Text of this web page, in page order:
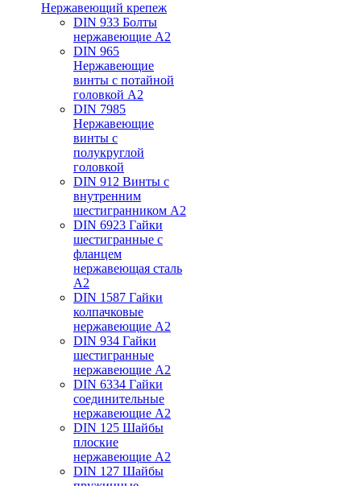
Нержавеющий крепеж
DIN 933 Болты
нержавеющие А2
DIN 965
Нержавеющие
винты с потайной
головкой А2
DIN 7985
Нержавеющие
винты с
полукруглой
головкой
DIN 912 Винты с
внутренним
шестигранником А2
DIN 6923 Гайки
шестигранные с
фланцем
нержавеющая сталь
А2
DIN 1587 Гайки
колпачковые
нержавеющие А2
DIN 934 Гайки
шестигранные
нержавеющие А2
DIN 6334 Гайки
соединительные
нержавеющие А2
DIN 125 Шайбы
плоские
нержавеющие А2
DIN 127 Шайбы